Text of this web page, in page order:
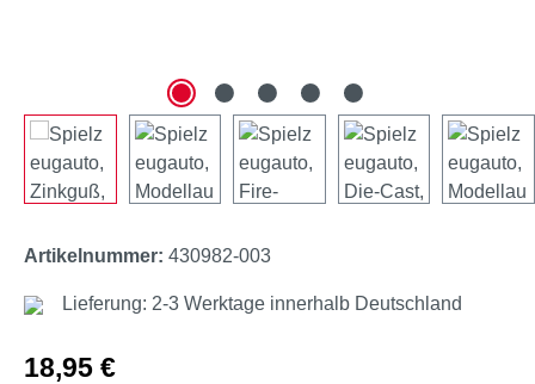
Artikelnummer: 430982-003
Lieferung: 2-3 Werktage innerhalb Deutschland
Regulärer Preis:
18,95 €